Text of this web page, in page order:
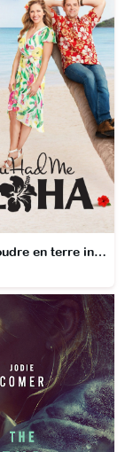
Coup de foudre en terre inconnue